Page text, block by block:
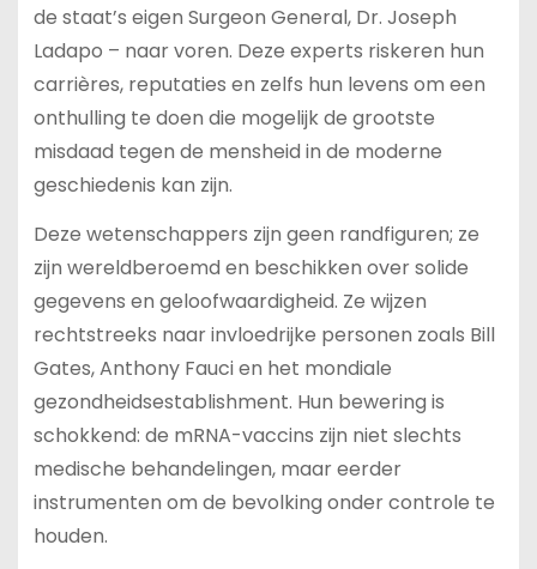
de staat’s eigen Surgeon General, Dr. Joseph
Ladapo – naar voren. Deze experts riskeren hun
carrières, reputaties en zelfs hun levens om een
onthulling te doen die mogelijk de grootste
misdaad tegen de mensheid in de moderne
geschiedenis kan zijn.
Deze wetenschappers zijn geen randfiguren; ze
zijn wereldberoemd en beschikken over solide
gegevens en geloofwaardigheid. Ze wijzen
rechtstreeks naar invloedrijke personen zoals Bill
Gates, Anthony Fauci en het mondiale
gezondheidsestablishment. Hun bewering is
schokkend: de mRNA-vaccins zijn niet slechts
medische behandelingen, maar eerder
instrumenten om de bevolking onder controle te
houden.